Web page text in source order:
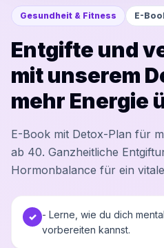
Gesundheit & Fitness E-
Entgifte und
mit unserem
mehr Energie
E-Book mit Detox-Plan für
ab 40. Ganzheitliche
Hormonbalance für ein
✓ - Lerne, wie du dich
vorbereiten kannst.